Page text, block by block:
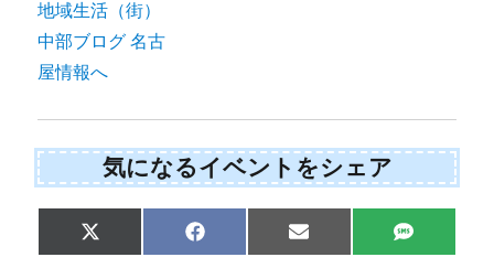
気になるイベントをシェア
Share
on
X
(
Share
on
F
a
Share
on
E
m
Share
on
S
M